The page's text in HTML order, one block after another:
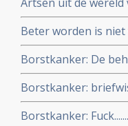
Wagenmakers.
Beter worden is
over hun leven met
Borstkanker: De
Borstkanker:
uitgegeven onder
Borstkanker: